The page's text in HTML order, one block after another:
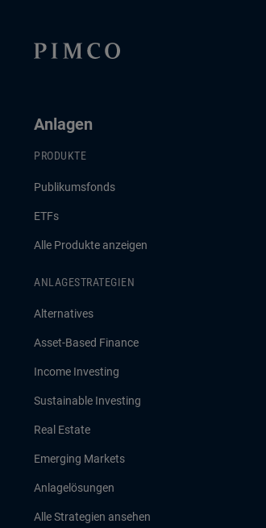
Anlagen
PRODUKTE
Publikumsfonds
ETFs
Alle Produkte anzeigen
ANLAGESTRATEGIEN
Alternatives
Asset-Based Finance
Income Investing
Sustainable Investing
Real Estate
Emerging Markets
Anlagelösungen
Alle Strategien ansehen